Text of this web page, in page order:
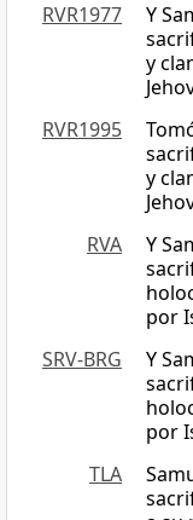
RVR1977
Y
y
RVR1995
y
RVA
Y
por
SRV-BRG
Y
por
TLA